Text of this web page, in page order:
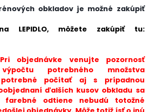
obkladov je možné zakúpiť
LEPIDLO, môžete zakúpiť tu:
objednávke venujte pozornosť
potrebného množstva
počítať aj s prípadnou
ďalších kusov obkladu sa
farebné odtiene nebudú totožné